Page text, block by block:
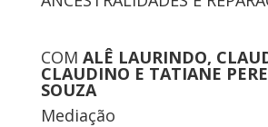
COM ALÊ LAURINDO,
CLAUDINO E TATIANE
SOUZA
Mediação